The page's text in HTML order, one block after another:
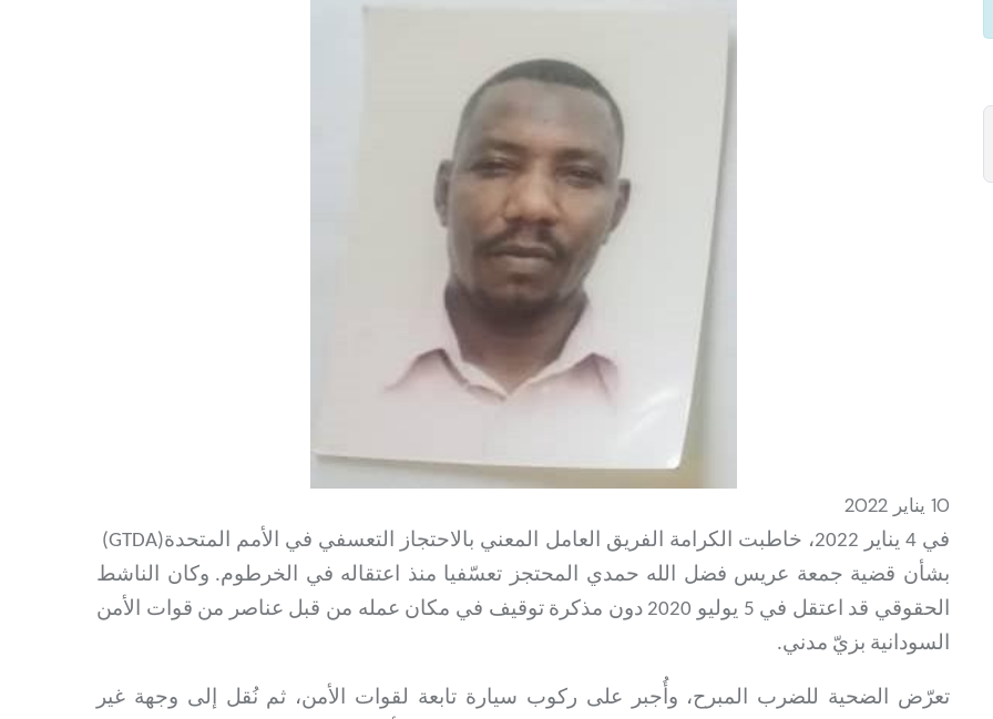
10 يناير 2022
في 4 يناير 2022، خاطبت الكرامة الفريق العامل المعني بالاحتجاز التعسفي في الأمم المتحدة
(GTDA)
بشأن قضية جمعة عريس فضل الله حمدي المحتجز تعسّفيا منذ اعتقاله في الخرطوم. وكان الناشط
الحقوقي قد اعتقل في 5 يوليو 2020 دون مذكرة توقيف في مكان عمله من قبل عناصر من قوات الأمن
السودانية بزيّ مدني.
تعرّض الضحية للضرب المبرح، وأُجبر على ركوب سيارة تابعة لقوات الأمن، ثم نُقل إلى وجهة غير